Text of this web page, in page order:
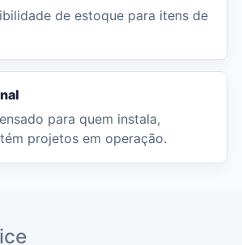
de estoque para itens de
para quem instala,
projetos em operação.